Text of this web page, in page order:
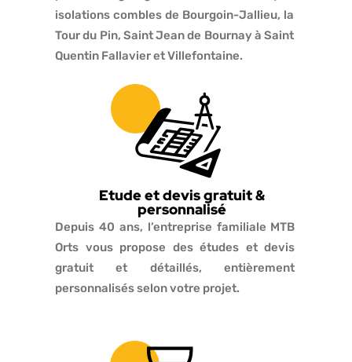
isolations combles de Bourgoin-Jallieu, la
Tour du Pin, Saint Jean de Bournay à Saint
Quentin Fallavier et Villefontaine.
Etude et devis gratuit &
personnalisé
Depuis 40 ans, l’entreprise familiale MTB
Orts vous propose des études et devis
gratuit et détaillés, entièrement
personnalisés selon votre projet.